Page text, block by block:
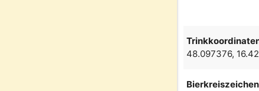
48.097376,